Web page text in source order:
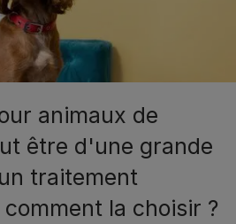
animaux de
être d'une grande
traitement
la choisir ?